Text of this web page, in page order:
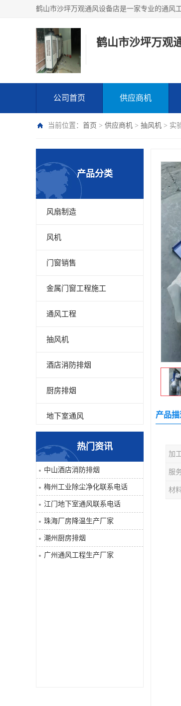
鹤山市沙坪万观
公司首页 供应商机
当前位置： 首页 > 供应商机 > 抽风机 > 实
产品分类
风扇制造
风机
门窗销售
金属门窗工程施工
通风工程
抽风机
酒店消防排烟
厨房排烟
地下室通风
工业除尘净化
热门资讯
中山酒店消防排烟
梅州工业除尘净化联系电话
江门地下室通风联系电话
珠海厂房降温生产厂家
潮州厨房排烟
广州通风工程生产厂家
产品
加
服
材